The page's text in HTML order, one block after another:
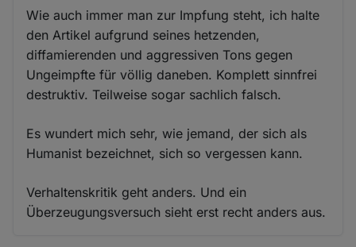
Wie auch immer man zur Impfung steht, ich halte
den Artikel aufgrund seines hetzenden,
diffamierenden und aggressiven Tons gegen
Ungeimpfte für völlig daneben. Komplett sinnfrei
destruktiv. Teilweise sogar sachlich falsch.
Es wundert mich sehr, wie jemand, der sich als
Humanist bezeichnet, sich so vergessen kann.
Verhaltenskritik geht anders. Und ein
Überzeugungsversuch sieht erst recht anders aus.